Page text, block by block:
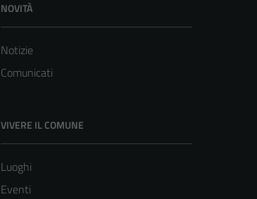
NOVITÀ
Notizie
Comunicati
VIVERE IL COMUNE
Luoghi
Eventi